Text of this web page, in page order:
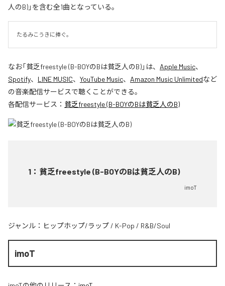
人のB)」を含む全1曲となっている。
たるみこうきに捧ぐ。
なお「貧乏freestyle (B-BOYのBは貧乏人のB)」は、 Apple Music、
Spotify、 LINE MUSIC、 YouTube Music、 Amazon Music Unlimitedなど
の音楽配信サービスで聴くことができる。
各配信サービス： 貧乏freestyle (B-BOYのBは貧乏人のB)
1 ： 貧乏freestyle (B-BOYのBは貧乏人のB)
imoT
ジャンル： ヒップホップ/ラップ / K-Pop / R&B/Soul
imoT